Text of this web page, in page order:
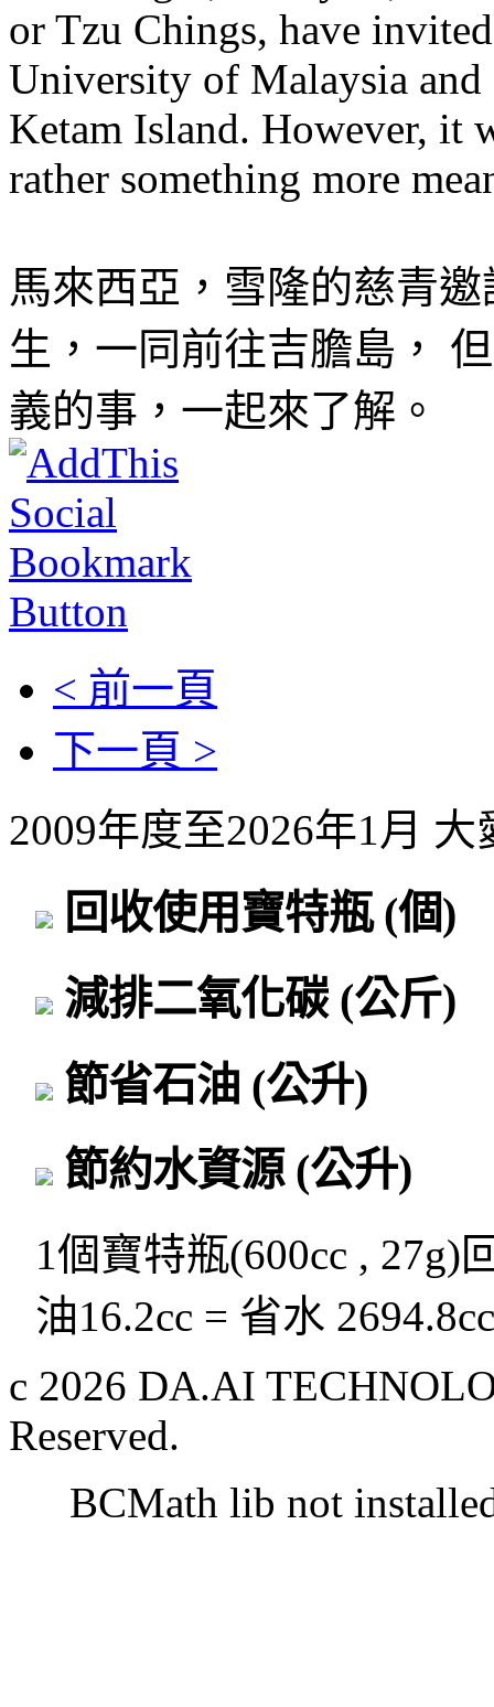
or Tzu Chings, have
University of Malaysia
Ketam Island. However, it
rather something more
馬來西亞，雪隆的慈青
生，一同前往吉膽島，
義的事，一起來了解。
< 前一頁
下一頁 >
2009年度至2026年1月
回收使用寶特瓶 (個)
減排二氧化碳 (公斤)
節省石油 (公升)
節約水資源 (公升)
1個寶特瓶(600cc , 27g)
油16.2cc = 省水
c 2026 DA.AI
Reserved.
BCMath lib not